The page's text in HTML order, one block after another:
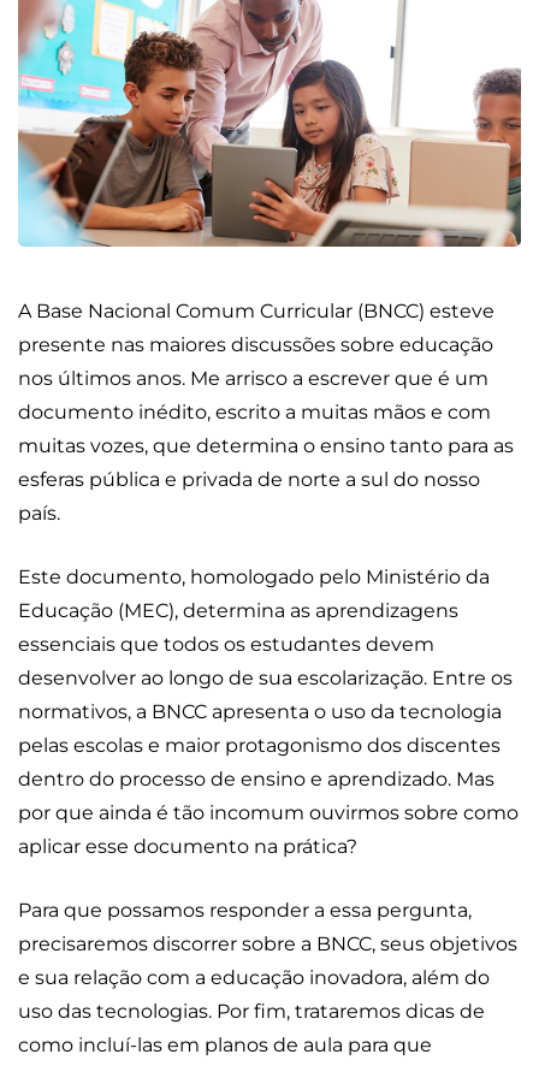
A Base Nacional Comum Curricular (BNCC) esteve
presente nas maiores discussões sobre educação
nos últimos anos. Me arrisco a escrever que é um
documento inédito, escrito a muitas mãos e com
muitas vozes, que determina o ensino tanto para as
esferas pública e privada de norte a sul do nosso
país.
Este documento, homologado pelo Ministério da
Educação (MEC), determina as aprendizagens
essenciais que todos os estudantes devem
desenvolver ao longo de sua escolarização. Entre os
normativos, a BNCC apresenta o uso da tecnologia
pelas escolas e maior protagonismo dos discentes
dentro do processo de ensino e aprendizado. Mas
por que ainda é tão incomum ouvirmos sobre como
aplicar esse documento na prática?
Para que possamos responder a essa pergunta,
precisaremos discorrer sobre a BNCC, seus objetivos
e sua relação com a educação inovadora, além do
uso das tecnologias. Por fim, trataremos dicas de
como incluí-las em planos de aula para que